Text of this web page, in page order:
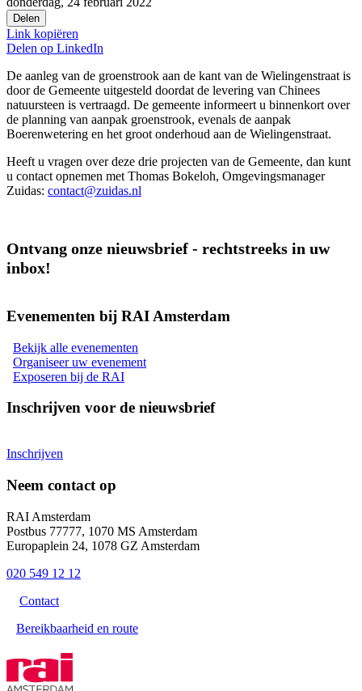
Delen
Link kopiëren
Delen op LinkedIn
De aanleg van de groenstrook aan de kant van de Wielingenstraat is
door de Gemeente uitgesteld doordat de levering van Chinees
natuursteen is vertraagd. De gemeente informeert u binnenkort over
de planning van aanpak groenstrook, evenals de aanpak
Boerenwetering en het groot onderhoud aan de Wielingenstraat.
Heeft u vragen over deze drie projecten van de Gemeente, dan kunt
u contact opnemen met Thomas Bokeloh, Omgevingsmanager
Zuidas: contact@zuidas.nl
Ontvang onze nieuwsbrief - rechtstreeks in uw
inbox!
Evenementen bij RAI Amsterdam
Bekijk alle evenementen
Organiseer uw evenement
Exposeren bij de RAI
Inschrijven voor de nieuwsbrief
Inschrijven
Neem contact op
RAI Amsterdam
Postbus 77777, 1070 MS Amsterdam
Europaplein 24, 1078 GZ Amsterdam
020 549 12 12
Contact
Bereikbaarheid en route